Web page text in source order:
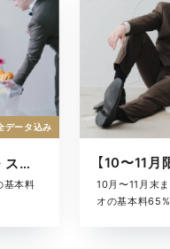
【7〜9月限定】基本料50%off・スタジオキャンペーン
基本料
データ込み
10月〜11月末
オの基本料